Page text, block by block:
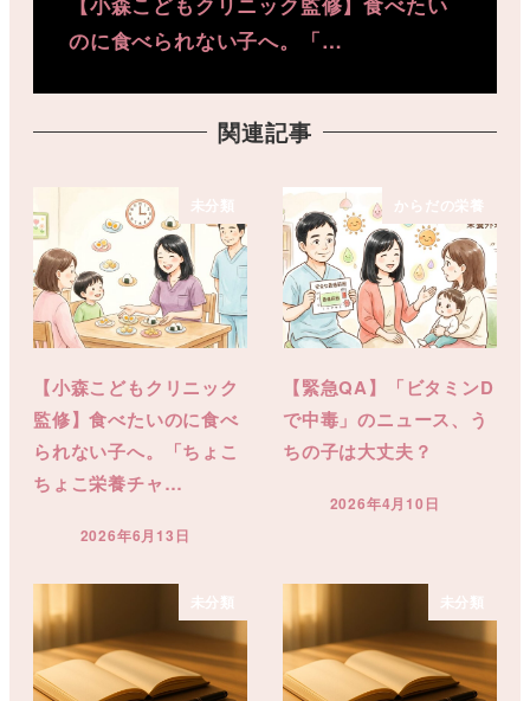
のに食べられない子へ。「…
関連記事
未分類
【小森こどもクリニック
監修】食べたいのに食べ
られない子へ。「ちょこ
ちょこ栄養チャ…
投稿日
2026年6月13日
からだの栄養
【緊急QA】「ビタミンD
で中毒」のニュース、う
ちの子は大丈夫？
投稿日
2026年4月10日
未分類 未分類